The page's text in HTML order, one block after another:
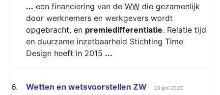
... een financiering van de WW die gezamenlijk
door werknemers en werkgevers wordt
opgebracht, en premiedifferentiatie. Relatie tijd
en duurzame inzetbaarheid Stichting Time
Design heeft in 2015 ...
6. Wetten en wetsvoorstellen ZW 13 juni 2013